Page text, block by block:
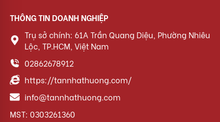
THÔNG TIN DOANH NGHIỆP
Trụ sở chính: 61A Trần Quang Diệu, Phường Nhiêu
Lộc, TP.HCM, Việt Nam
02862678912
https://tannhathuong.com/
info@tannhathuong.com
MST: 0303261360